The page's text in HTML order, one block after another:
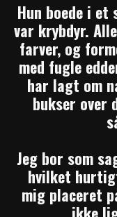
Hun boede i et
var krybdyr.
farver, og
med fugle
har lagt om
bukser over
Jeg bor som
hvilket
mig placeret